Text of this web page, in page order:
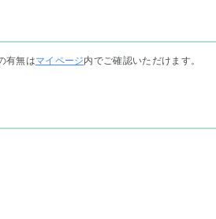
有無はマイページ内でご確認いただけます。